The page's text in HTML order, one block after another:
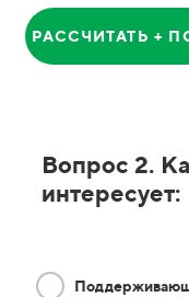
РАССЧИТАТЬ +
Вопрос 2.
интересует: